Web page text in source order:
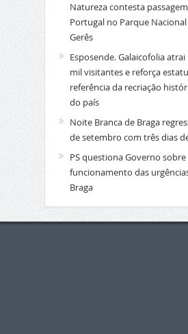
Natureza contesta
Portugal no Parque
Gerês
Esposende. Galaicofolia atrai
mil visitantes e reforça
referência da recriação
do país
Noite Branca de Braga
de setembro com três dias
PS questiona Governo sobre
funcionamento das
Braga